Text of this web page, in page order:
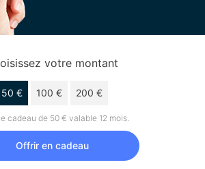
votre montant
50 € 100 € 200 €
cadeau de 50 € valable 12 mois.
Offrir en cadeau